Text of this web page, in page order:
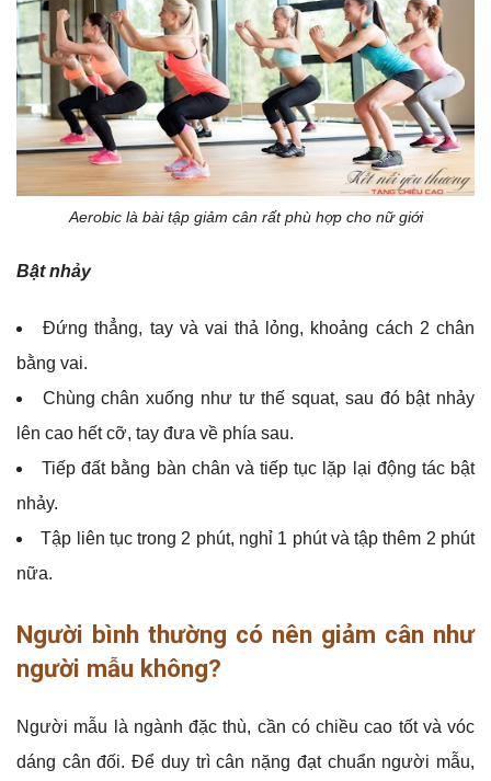
Aerobic là bài tập giảm cân rất phù hợp cho nữ giới
Bật nhảy
Đứng thẳng, tay và vai thả lỏng, khoảng cách 2 chân
bằng vai.
Chùng chân xuống như tư thế squat, sau đó bật nhảy
lên cao hết cỡ, tay đưa về phía sau.
Tiếp đất bằng bàn chân và tiếp tục lặp lại động tác bật
nhảy.
Tập liên tục trong 2 phút, nghỉ 1 phút và tập thêm 2 phút
nữa.
Người bình thường có nên giảm cân như
người mẫu không?
Người mẫu là ngành đặc thù, cần có chiều cao tốt và vóc
dáng cân đối. Để duy trì cân nặng đạt chuẩn người mẫu,